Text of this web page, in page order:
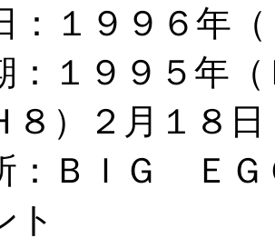
：１９９６年
：１９９５年
８）２月１８日
：ＢＩＧ Ｅ
ト